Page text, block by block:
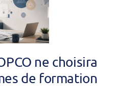
ne choisira
de formation